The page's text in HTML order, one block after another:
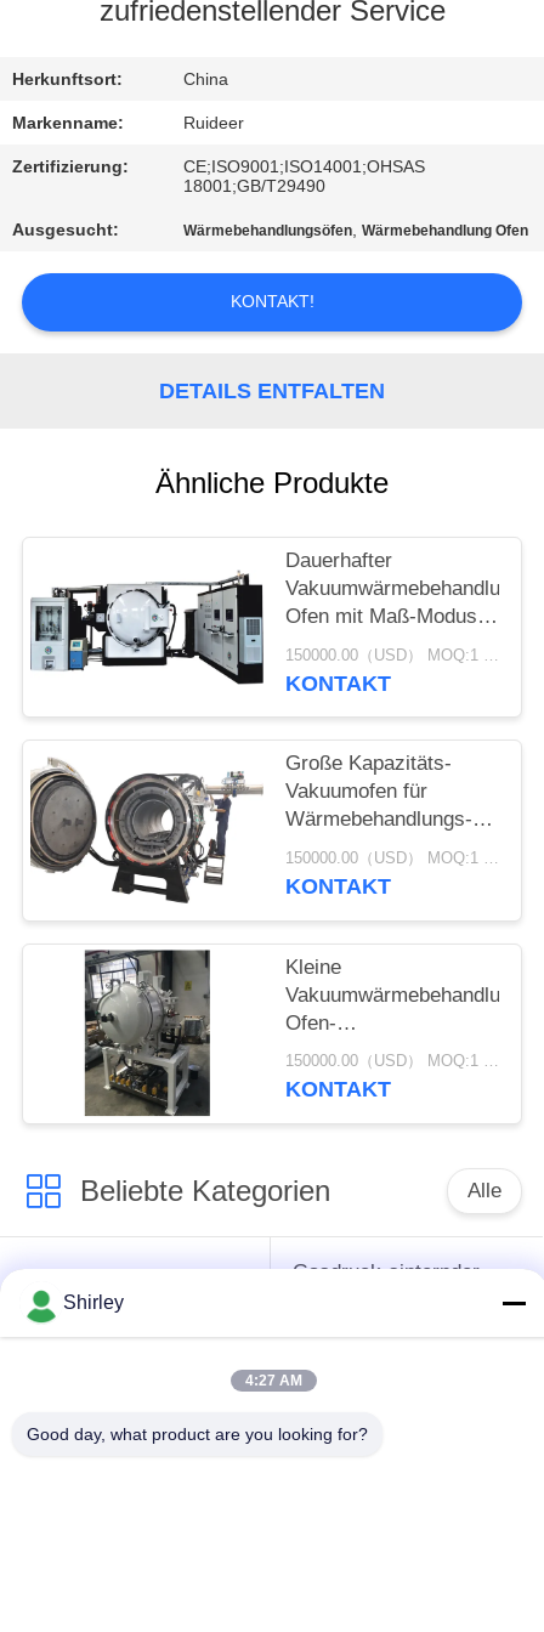
MIT
UNS
EIN
ANGEBOT
zufriedenstellender Service
Herkunftsort: China
Markenname: Ruideer
Zertifizierung:
CE;ISO9001;ISO14001;OHSAS
18001;GB/T29490
Ausgesucht: Wärmebehandlungsöfen,Wärmebehandlung Ofen
KONTAKT!
DETAILS ENTFALTEN
Ähnliche Produkte
Dauerhafter
Vakuumwärmebehandlungs-
Ofen mit Maß-Modus
des Thermoelement-
WRe5-26
150000.00（USD） MOQ:1 Satz
KONTAKT
Große Kapazitäts-
Vakuumofen für
Wärmebehandlungs-
Spezifikationen RDE-
GWL-5518
150000.00（USD） MOQ:1 Satz
KONTAKT
Kleine
Vakuumwärmebehandlungs-
Ofen-
Stromversorgungs-
5es-adrig
150000.00（USD） MOQ:1 Satz
KONTAKT
Beliebte Kategorien Alle
Sinterhüftenofen
Gasdruck-sinternder
MIM sinternder Ofen
Shirley
4:27 AM
Good day, what product are you looking for?